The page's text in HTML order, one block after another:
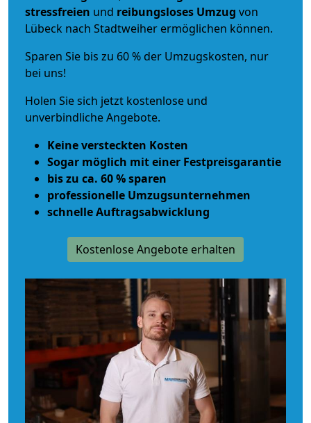
stressfreien und reibungsloses Umzug von
Lübeck nach Stadtweiher ermöglichen können.
Sparen Sie bis zu 60 % der Umzugskosten, nur
bei uns!
Holen Sie sich jetzt kostenlose und
unverbindliche Angebote.
Keine versteckten Kosten
Sogar möglich mit einer Festpreisgarantie
bis zu ca. 60 % sparen
professionelle Umzugsunternehmen
schnelle Auftragsabwicklung
Kostenlose Angebote erhalten